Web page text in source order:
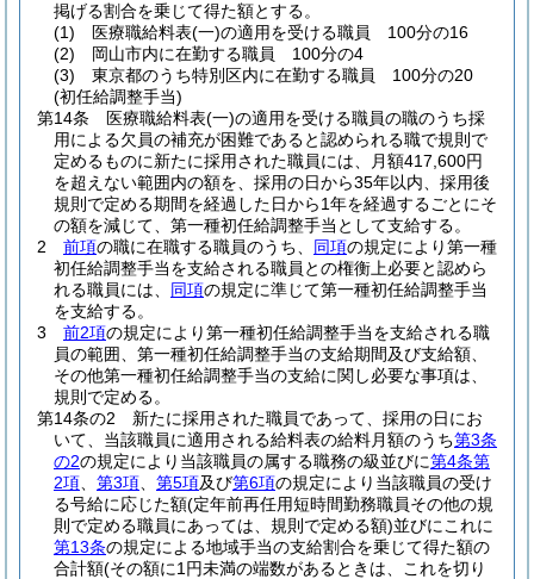
掲げる割合を乗じて得た額とする。
(1)
医療職給料表(一)の適用を受ける職員 100分の16
(2)
岡山市内に在勤する職員 100分の4
(3)
東京都のうち特別区内に在勤する職員 100分の20
(初任給調整手当)
第14条
医療職給料表(一)の適用を受ける職員の職のうち採
用による欠員の補充が困難であると認められる職で規則で
定めるものに新たに採用された職員には、月額417,600円
を超えない範囲内の額を、採用の日から35年以内、採用後
規則で定める期間を経過した日から1年を経過するごとにそ
の額を減じて、第一種初任給調整手当として支給する。
2
前項の職に在職する職員のうち、 同項の規定により第一種
初任給調整手当を支給される職員との権衡上必要と認めら
れる職員には、 同項の規定に準じて第一種初任給調整手当
を支給する。
3
前2項の規定により第一種初任給調整手当を支給される職
員の範囲、第一種初任給調整手当の支給期間及び支給額、
その他第一種初任給調整手当の支給に関し必要な事項は、
規則で定める。
第14条の2
新たに採用された職員であって、採用の日にお
いて、当該職員に適用される給料表の給料月額のうち第3条
の2の規定により当該職員の属する職務の級並びに第4条第
2項
第3項 第5項及び第6項の規定により当該職員の受け
る号給に応じた額(定年前再任用短時間勤務職員その他の規
則で定める職員にあっては、規則で定める額)並びにこれに
第13条の規定による地域手当の支給割合を乗じて得た額の
合計額(その額に1円未満の端数があるときは、これを切り